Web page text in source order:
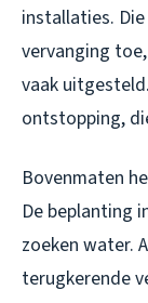
installaties.
vervanging
vaak
ontstopping,
Bovenmaten
De beplanting
zoeken water.
terugkerende